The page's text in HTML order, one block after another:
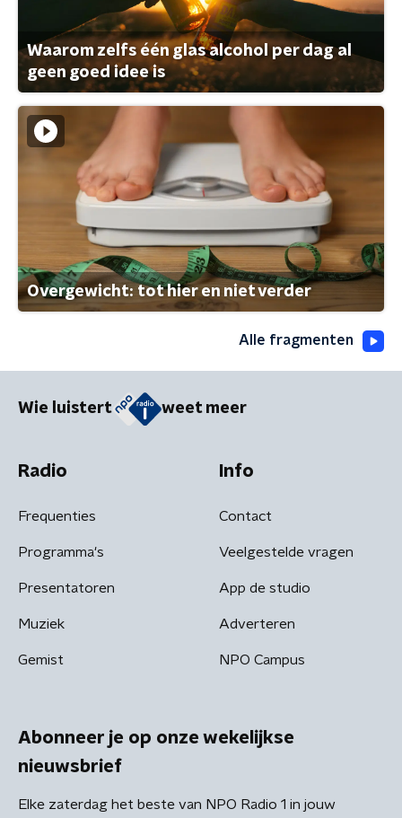
Waarom zelfs één glas alcohol per dag al
geen goed idee is
Overgewicht: tot hier en niet verder
Alle fragmenten
Wie luistert weet meer
Radio
Frequenties
Programma's
Presentatoren
Muziek
Gemist
Info
Contact
Veelgestelde vragen
App de studio
Adverteren
NPO Campus
Abonneer je op onze wekelijkse
nieuwsbrief
Elke zaterdag het beste van NPO Radio 1 in jouw